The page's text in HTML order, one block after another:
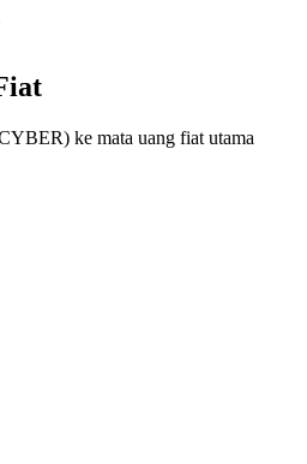
instan
ke mata uang fiat utama